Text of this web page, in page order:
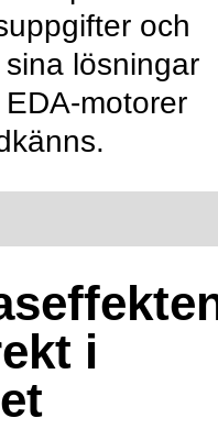
och
lösningar
motorer
i